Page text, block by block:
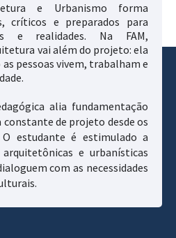
e Urbanismo forma
críticos e preparados para
e realidades. Na FAM,
vai além do projeto: ela
pessoas vivem, trabalham e
alia fundamentação
de projeto desde os
estudante é estimulado a
e urbanísticas
com as necessidades